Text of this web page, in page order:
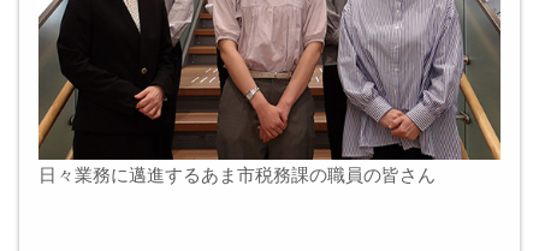
日々業務に邁進するあま市税務課の職員の皆さん